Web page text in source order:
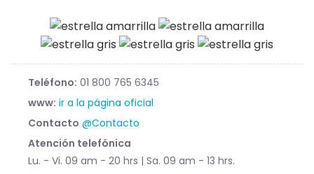
Teléfono: 01 800 765 6345
www: ir a la página oficial
Contacto @Contacto
Atención telefónica
Lu. - Vi. 09 am - 20 hrs | Sa. 09 am - 13 hrs.